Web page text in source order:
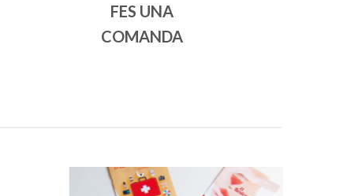
FES UNA
COMANDA